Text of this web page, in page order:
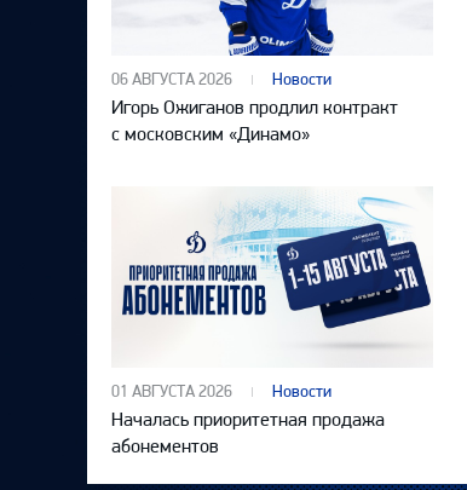
06 АВГУСТА 2026 Новости
Игорь Ожиганов продлил контракт
с московским «Динамо»
01 АВГУСТА 2026 Новости
Началась приоритетная продажа
абонементов